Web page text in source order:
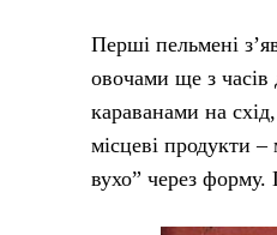
Перші пельмені
овочами ще з
караванами на
місцеві продукти
вухо” через форму.